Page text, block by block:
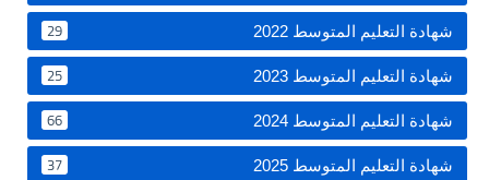
شهادة التعليم المتوسط 2022 29
شهادة التعليم المتوسط 2023 25
شهادة التعليم المتوسط 2024 66
شهادة التعليم المتوسط 2025 37